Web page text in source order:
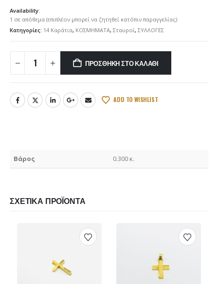
Availability:
1 σε απόθεμα (επιπλέον μπορεί να ζητηθεί κατόπιν παραγγελίας)
Κατηγορίες: 14 Καράτια, ΚΟΣΜΗΜΑΤΑ, Σταυροί, ΣΥΛΛΟΓΕΣ
ΠΡΟΣΘΉΚΗ ΣΤΟ ΚΑΛΆΘΙ
ADD TO WISHLIST
Βάρος 0.300 κ.
ΣΧΕΤΙΚΆ ΠΡΟΪΌΝΤΑ
365.00 380.00